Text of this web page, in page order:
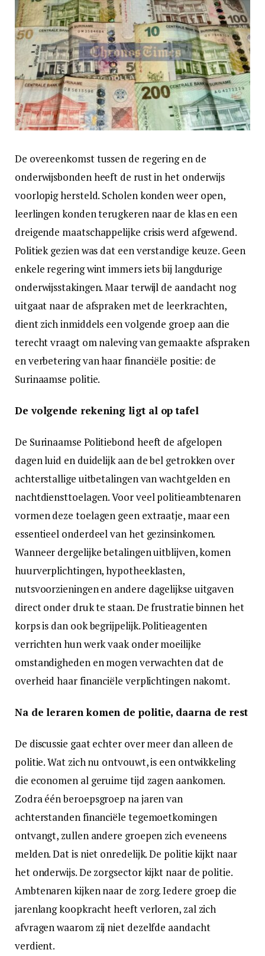
De overeenkomst tussen de regering en de
onderwijsbonden heeft de rust in het onderwijs
voorlopig hersteld. Scholen konden weer open,
leerlingen konden terugkeren naar de klas en een
dreigende maatschappelijke crisis werd afgewend.
Politiek gezien was dat een verstandige keuze. Geen
enkele regering wint immers iets bij langdurige
onderwijsstakingen. Maar terwijl de aandacht nog
uitgaat naar de afspraken met de leerkrachten,
dient zich inmiddels een volgende groep aan die
terecht vraagt om naleving van gemaakte afspraken
en verbetering van haar financiële positie: de
Surinaamse politie.
De volgende rekening ligt al op tafel
De Surinaamse Politiebond heeft de afgelopen
dagen luid en duidelijk aan de bel getrokken over
achterstallige uitbetalingen van wachtgelden en
nachtdiensttoelagen. Voor veel politieambtenaren
vormen deze toelagen geen extraatje, maar een
essentieel onderdeel van het gezinsinkomen.
Wanneer dergelijke betalingen uitblijven, komen
huurverplichtingen, hypotheeklasten,
nutsvoorzieningen en andere dagelijkse uitgaven
direct onder druk te staan. De frustratie binnen het
korps is dan ook begrijpelijk. Politieagenten
verrichten hun werk vaak onder moeilijke
omstandigheden en mogen verwachten dat de
overheid haar financiële verplichtingen nakomt.
Na de leraren komen de politie, daarna de rest
De discussie gaat echter over meer dan alleen de
politie. Wat zich nu ontvouwt, is een ontwikkeling
die economen al geruime tijd zagen aankomen.
Zodra één beroepsgroep na jaren van
achterstanden financiële tegemoetkomingen
ontvangt, zullen andere groepen zich eveneens
melden. Dat is niet onredelijk. De politie kijkt naar
het onderwijs. De zorgsector kijkt naar de politie.
Ambtenaren kijken naar de zorg. Iedere groep die
jarenlang koopkracht heeft verloren, zal zich
afvragen waarom zij niet dezelfde aandacht
verdient.